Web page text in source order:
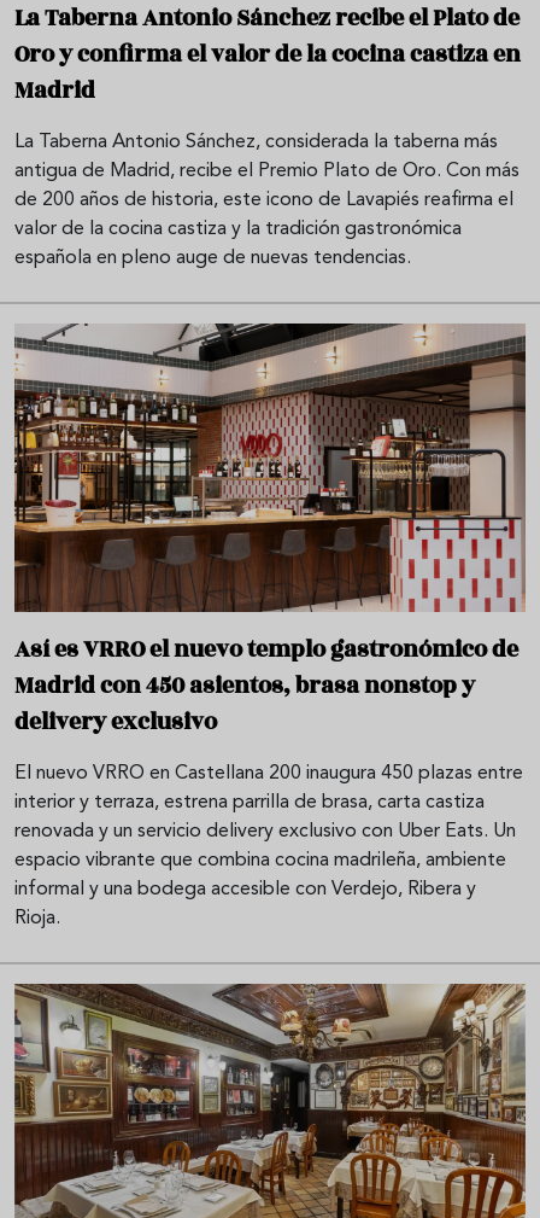
La Taberna Antonio Sánchez recibe el Plato de
Oro y confirma el valor de la cocina castiza en
Madrid
La Taberna Antonio Sánchez, considerada la taberna más
antigua de Madrid, recibe el Premio Plato de Oro. Con más
de 200 años de historia, este icono de Lavapiés reafirma el
valor de la cocina castiza y la tradición gastronómica
española en pleno auge de nuevas tendencias.
Así es VRRO el nuevo templo gastronómico de
Madrid con 450 asientos, brasa nonstop y
delivery exclusivo
El nuevo VRRO en Castellana 200 inaugura 450 plazas entre
interior y terraza, estrena parrilla de brasa, carta castiza
renovada y un servicio delivery exclusivo con Uber Eats. Un
espacio vibrante que combina cocina madrileña, ambiente
informal y una bodega accesible con Verdejo, Ribera y
Rioja.